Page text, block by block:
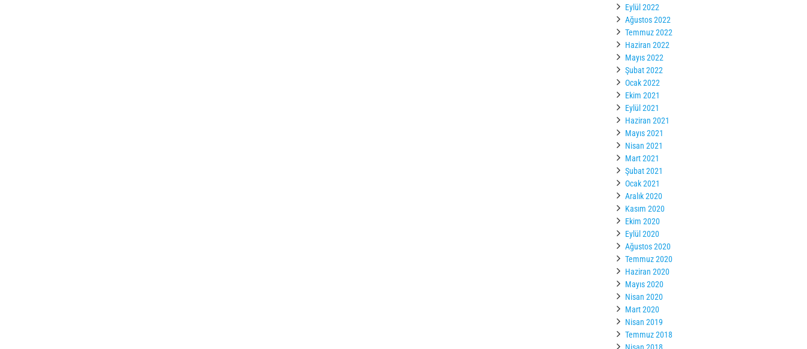
Eylül 2022
Ağustos 2022
Temmuz 2022
Haziran 2022
Mayıs 2022
Şubat 2022
Ocak 2022
Ekim 2021
Eylül 2021
Haziran 2021
Mayıs 2021
Nisan 2021
Mart 2021
Şubat 2021
Ocak 2021
Aralık 2020
Kasım 2020
Ekim 2020
Eylül 2020
Ağustos 2020
Temmuz 2020
Haziran 2020
Mayıs 2020
Nisan 2020
Mart 2020
Nisan 2019
Temmuz 2018